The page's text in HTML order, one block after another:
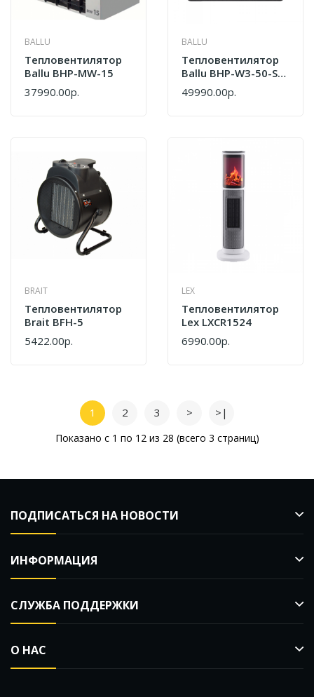
BALLU
Тепловентилятор
Ballu BHP-MW-15
37990.00р.
BALLU
Тепловентилятор
Ballu BHP-W3-50-S
НС-1286430
49990.00р.
BRAIT
Тепловентилятор
Brait BFH-5
5422.00р.
LEX
Тепловентилятор
Lex LXCR1524
6990.00р.
1 2 3 > >|
Показано с 1 по 12 из 28 (всего 3 страниц)
ПОДПИСАТЬСЯ НА НОВОСТИ
ИНФОРМАЦИЯ
СЛУЖБА ПОДДЕРЖКИ
О НАС